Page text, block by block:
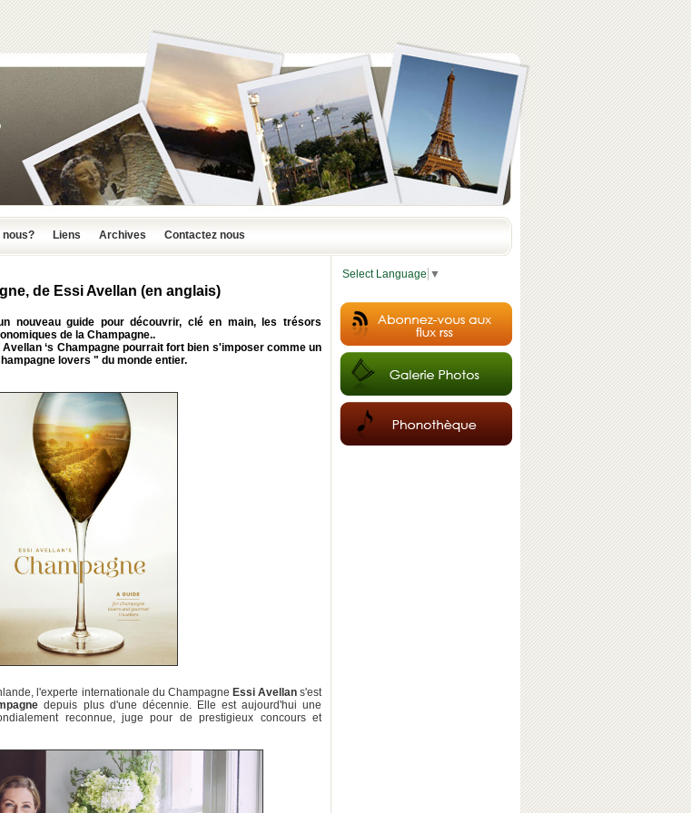
nous? Liens Archives Contactez nous
de Essi Avellan (en anglais)
nouveau guide pour découvrir, clé en main, les trésors
de la Champagne..
Avellan ‘s Champagnepourrait fort bien s'imposer comme un
lovers " du monde entier.
l'experte internationale du Champagne Essi Avellans'est
depuis plus d'une décennie. Elle est aujourd'hui une
reconnue, juge pour de prestigieux concours et
Select Language ▼